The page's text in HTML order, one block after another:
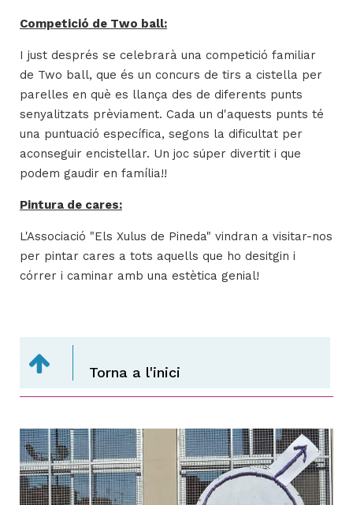
Competició de Two ball:
I just després se celebrarà una competició familiar
de Two ball, que és un concurs de tirs a cistella per
parelles en què es llança des de diferents punts
senyalitzats prèviament. Cada un d'aquests punts té
una puntuació específica, segons la dificultat per
aconseguir encistellar. Un joc súper divertit i que
podem gaudir en família!!
Pintura de cares:
L'Associació "Els Xulus de Pineda" vindran a visitar-nos
per pintar cares a tots aquells que ho desitgin i
córrer i caminar amb una estètica genial!
Torna a l'inici